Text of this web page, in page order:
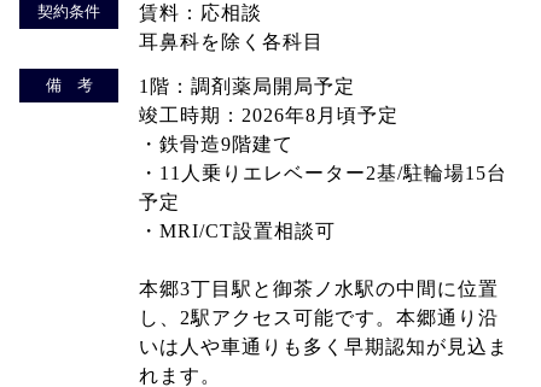
契約条件
賃料：応相談
耳鼻科を除く各科目
備 考
1階：調剤薬局開局予定
竣工時期：2026年8月頃予定
・鉄骨造9階建て
・11人乗りエレベーター2基/駐輪場15台
予定
・MRI/CT設置相談可
本郷3丁目駅と御茶ノ水駅の中間に位置
し、2駅アクセス可能です。本郷通り沿
いは人や車通りも多く早期認知が見込ま
れます。